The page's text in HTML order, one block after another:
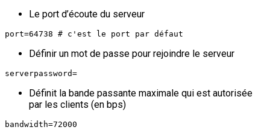
Le port d’écoute du serveur
port=64738 # c'est le port par défaut
Définir un mot de passe pour rejoindre le serveur
serverpassword=
Définit la bande passante maximale qui est autorisée
par les clients (en bps)
bandwidth=72000